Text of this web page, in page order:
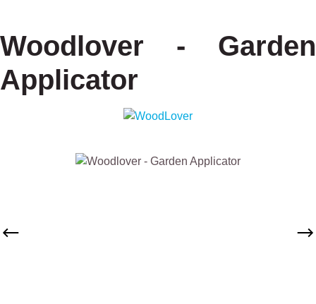
Woodlover - Garden
Applicator
Afbeeldingengalerij overslaan